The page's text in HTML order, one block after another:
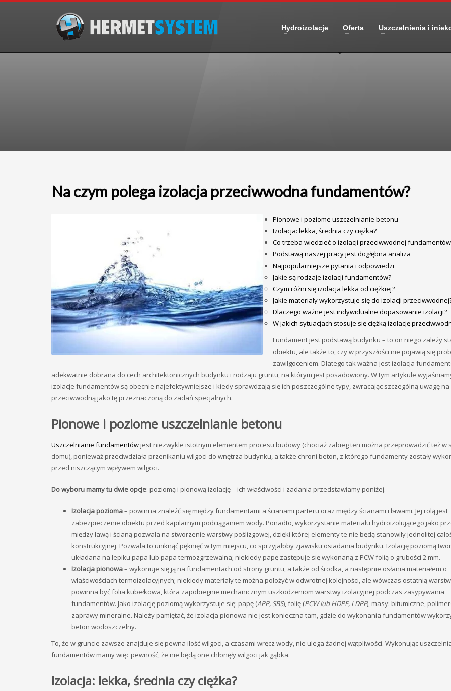
Hydroizolacje Oferta Uszczelnienia i
Na czym polega izolacja przeciwwodna fundamentów?
Pionowe i poziome uszczelnianie betonu
Izolacja: lekka, średnia czy ciężka?
Co trzeba wiedzieć o izolacji przeciwwodnej
Podstawą naszej pracy jest dogłębna analiza
Najpopularniejsze pytania i odpowiedzi
Jakie są rodzaje izolacji fundamentów?
Czym różni się izolacja lekka od ciężkiej?
Jakie materiały wykorzystuje się do izolacji
Dlaczego ważne jest indywidualne dopasowanie izolacji?
W jakich sytuacjach stosuje się ciężką izolację
Fundament jest podstawą budynku – to on niego zależy
obiektu, ale także to, czy w przyszłości nie pojawią się
zawilgoceniem. Dlatego tak ważna jest izolacja
adekwatnie dobrana do cech architektonicznych budynku i rodzaju gruntu, na którym jest posadowiony. W tym artykule
izolacje fundamentów są obecnie najefektywniejsze i kiedy sprawdzają się ich poszczególne typy, zwracając szczególną uwagę na
przeciwwodną jako tę przeznaczoną do zadań specjalnych.
Pionowe i poziome uszczelnianie betonu
Uszczelnianie fundamentówjest niezwykle istotnym elementem procesu budowy (chociaż zabieg ten można przeprowadzić też w
domu), ponieważ przeciwdziała przenikaniu wilgoci do wnętrza budynku, a także chroni beton, z którego fundamenty zostały
przed niszczącym wpływem wilgoci.
Do wyboru mamy tu dwie opcje: poziomą i pionową izolację – ich właściwości i zadania przedstawiamy poniżej.
Izolacja pozioma– powinna znaleźć się między fundamentami a ścianami parteru oraz między ścianami i ławami. Jej rolą jest
zabezpieczenie obiektu przed kapilarnym podciąganiem wody. Ponadto, wykorzystanie materiału hydroizolującego jako
między ławą i ścianą pozwala na stworzenie warstwy poślizgowej, dzięki której elementy te nie będą stanowiły jednolitej
konstrukcyjnej. Pozwala to uniknąć pęknięć w tym miejscu, co sprzyjałoby zjawisku osiadania budynku. Izolację poziomą
układana na lepiku papa lub papa termozgrzewalna; niekiedy papę zastępuje się wykonaną z PCW folią o grubości 2 mm.
Izolacja pionowa– wykonuje się ją na fundamentach od strony gruntu, a także od środka, a następnie osłania materiałem o
właściwościach termoizolacyjnych; niekiedy materiały te można położyć w odwrotnej kolejności, ale wówczas ostatnią
powinna być folia kubełkowa, która zapobiegnie mechanicznym uszkodzeniom warstwy izolacyjnej podczas zasypywania
fundamentów. Jako izolację poziomą wykorzystuje się: papę (APP, SBS), folię (PCW lub HDPE, LDPE), masy: bitumiczne,
zaprawy mineralne. Należy pamiętać, że izolacja pionowa nie jest konieczna tam, gdzie do wykonania fundamentów
beton wodoszczelny.
To, że w gruncie zawsze znajduje się pewna ilość wilgoci, a czasami wręcz wody, nie ulega żadnej wątpliwości. Wykonując
fundamentów mamy więc pewność, że nie będą one chłonęły wilgoci jak gąbka.
Izolacja: lekka, średnia czy ciężka?